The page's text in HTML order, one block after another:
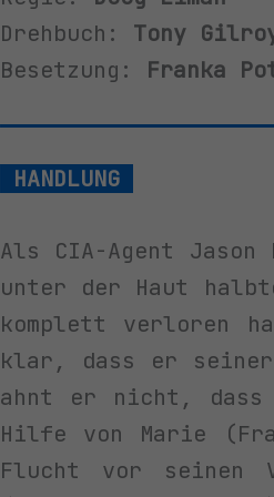
Drehbuch: Tony
Besetzung: Franka
HANDLUNG
Als CIA-Agent Jason
unter der Haut
komplett verloren
klar, dass er seiner
ahnt er nicht, dass
Hilfe von Marie
Flucht vor seinen